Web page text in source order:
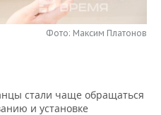
Фото: Максим Платонов
стали чаще обращаться
и установке